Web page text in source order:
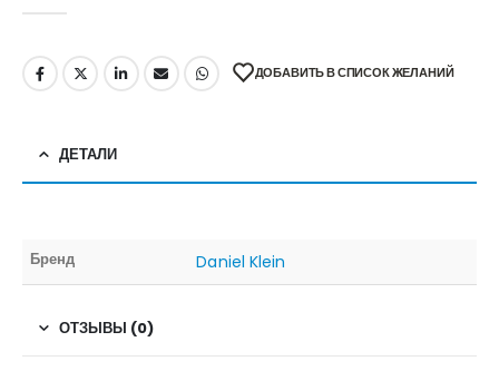
ДОБАВИТЬ В СПИСОК ЖЕЛАНИЙ
ДЕТАЛИ
Бренд Daniel Klein
ОТЗЫВЫ (0)